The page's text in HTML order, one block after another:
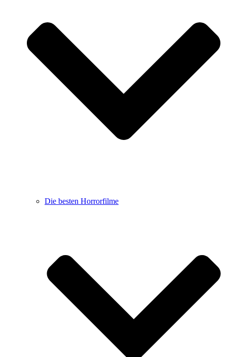
Die besten Horrorfilme